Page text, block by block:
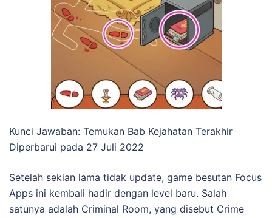
Kunci Jawaban: Temukan Bab Kejahatan Terakhir
Diperbarui pada 27 Juli 2022
Setelah sekian lama tidak update, game besutan Focus
Apps ini kembali hadir dengan level baru. Salah
satunya adalah Criminal Room, yang disebut Crime